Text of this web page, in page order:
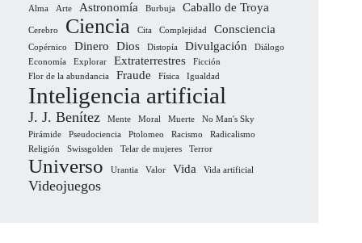
Alma Arte Astronomía Burbuja Caballo de Troya
Cerebro Ciencia Cita Complejidad Consciencia
Copérnico Dinero Dios Distopía Divulgación
Diálogo
Economía
Explorar Extraterrestres
Ficción
Flor de la abundancia
Fraude Física Igualdad
Inteligencia artificial
J. J. Benítez Mente Moral Muerte
No Man's Sky
Pirámide
Pseudociencia Ptolomeo Racismo
Radicalismo
Religión
Swissgolden Telar de mujeres Terror
Universo Urantia Valor Vida Vida artificial
Videojuegos